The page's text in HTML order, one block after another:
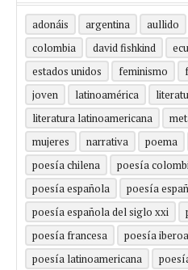
adonáis argentina aullido
colombia
david fishkind
estados unidos
feminismo
joven
latinoamérica
literatura latinoamericana
mujeres
narrativa poema
poesía chilena
poesía
poesía española
poesía
poesía española del siglo xxi
poesía francesa
poesía
poesía latinoamericana